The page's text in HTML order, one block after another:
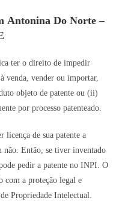
Antonina Do Norte –
ter o direito de impedir
venda, vender ou importar,
objeto de patente ou (ii)
por processo patenteado.
licença de sua patente a
não. Então, se tiver inventado
pedir a patente no INPI. O
com a proteção legal e
Propriedade Intelectual.